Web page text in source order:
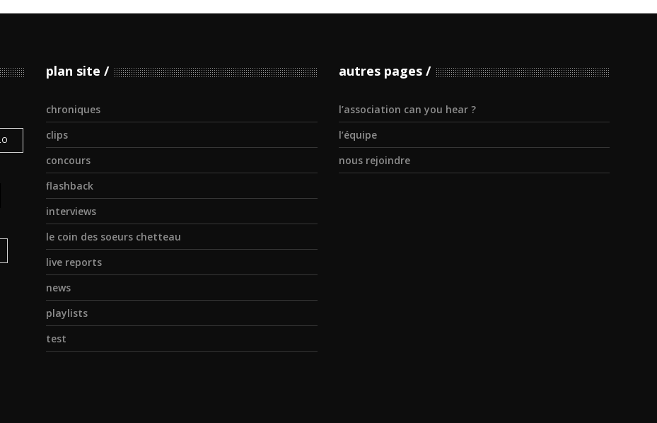
plan site
chroniques
clips
concours
flashback
interviews
le coin des soeurs chetteau
live reports
news
playlists
test
autres pages
l’association can you hear ?
l’équipe
nous rejoindre